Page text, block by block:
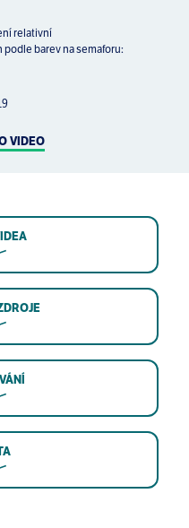
relativní
barev na semaforu:
VIDEO